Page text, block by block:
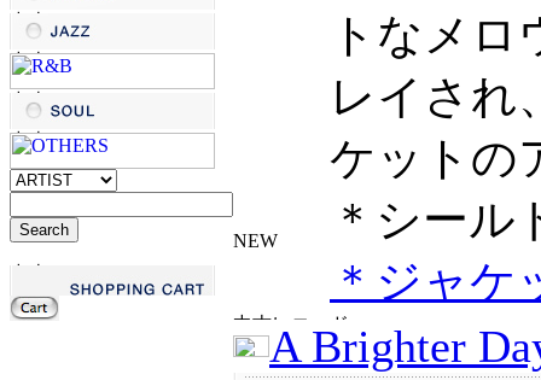
トなメ
レイされ
ケットの
＊シール
＊ジャケ
A Brighter